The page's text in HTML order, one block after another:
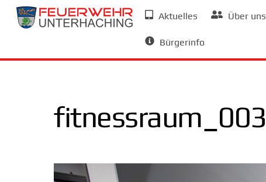
Skip
Aktuelles Über uns
Bürgerinfo
fitnessraum_003